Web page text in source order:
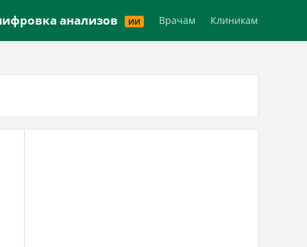
анализов ИИ Врачам Клиникам